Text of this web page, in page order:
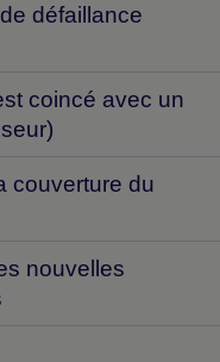
défaillance
coincé avec un
couverture du
nouvelles